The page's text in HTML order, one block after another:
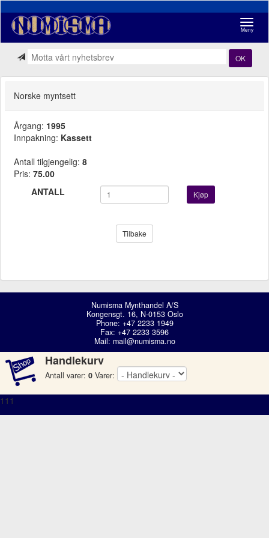
Meny
OK
Norske myntsett
Årgang: 1995
Innpakning: Kassett
Antall tilgjengelig: 8
Pris: 75.00
ANTALL
Kjøp
Tilbake
Numisma Mynthandel A/S
Kongensgt. 16, N-0153 Oslo
Phone: +47 2233 1949
Fax: +47 2233 3596
Mail: mail@numisma.no
Handlekurv
Antall varer: 0 Varer:
111